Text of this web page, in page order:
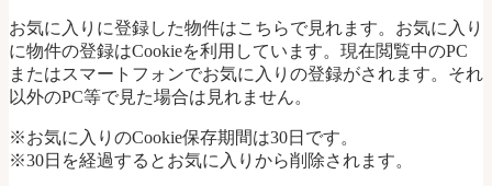
買・
不
動
産
購
入
お気に入りに登録した物件はこちらで見れます。お気に入り
に物件の登録はCookieを利用しています。現在閲覧中のPC
またはスマートフォンでお気に入りの登録がされます。それ
以外のPC等で見た場合は見れません。
※お気に入りのCookie保存期間は30日です。
※30日を経過するとお気に入りから削除されます。